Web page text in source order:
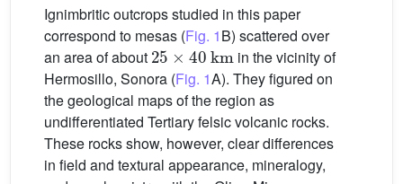
Ignimbritic outcrops studied in this paper
correspond to mesas (Fig. 1B) scattered over
an area of about
25×40km
in the vicinity of
Hermosillo, Sonora (Fig. 1A). They figured on
the geological maps of the region as
undifferentiated Tertiary felsic volcanic rocks.
These rocks show, however, clear differences
in field and textural appearance, mineralogy,